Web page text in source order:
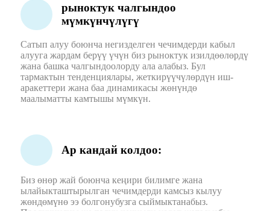
рыноктук чалгындоо
мүмкүнчүлүгү
Сатып алуу боюнча негизделген чечимдерди кабыл
алууга жардам берүү үчүн биз рыноктук изилдөөлөрдү
жана башка чалгындоолорду ала алабыз. Бул
тармактын тенденциялары, жеткирүүчүлөрдүн иш-
аракеттери жана баа динамикасы жөнүндө
маалыматты камтышы мүмкүн.
Ар кандай колдоо:
Биз өнөр жай боюнча кеңири билимге жана
ылайыкташтырылган чечимдерди камсыз кылуу
жөндөмүнө ээ болгонубузга сыймыктанабыз.